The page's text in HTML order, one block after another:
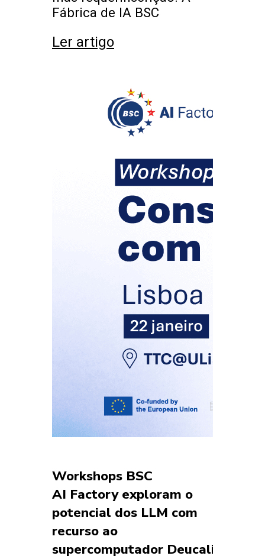
Fábrica de IA BSC
Ler artigo
Workshops BSC
AI Factory exploram o
potencial dos LLM com
recurso ao
supercomputador Deucalion